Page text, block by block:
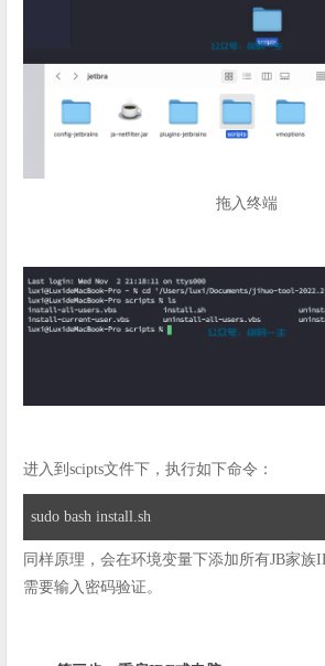
拖入终端
进入到scipts文件下，执行如下命令：
sudo bash install.sh
同样原理，会在环境变量下添加所有JB家族
需要输入密码验证。